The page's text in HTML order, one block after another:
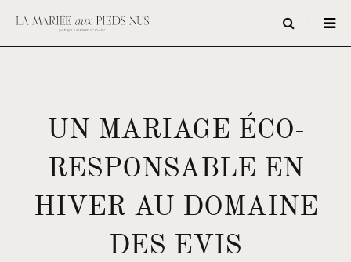
UN MARIAGE ÉCO-
RESPONSABLE EN
HIVER AU DOMAINE
DES EVIS